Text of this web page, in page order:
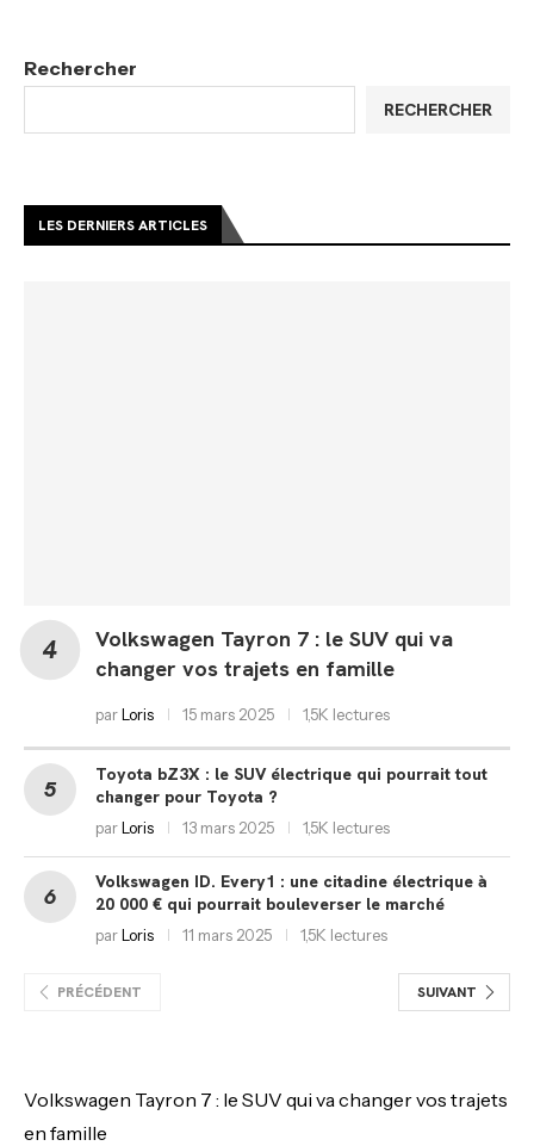
Rechercher
RECHERCHER
LES DERNIERS ARTICLES
Volkswagen Tayron 7 : le SUV qui va
changer vos trajets en famille
parLoris 15 mars 2025 1,5K lectures
Toyota bZ3X : le SUV électrique qui pourrait tout
changer pour Toyota ?
parLoris 13 mars 2025 1,5K lectures
Volkswagen ID. Every1 : une citadine électrique à
20 000 € qui pourrait bouleverser le marché
parLoris 11 mars 2025 1,5K lectures
PRÉCÉDENT SUIVANT
Volkswagen Tayron 7 : le SUV qui va changer vos trajets
en famille